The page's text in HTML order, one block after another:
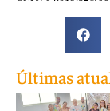
Últimas